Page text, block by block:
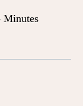
Minutes